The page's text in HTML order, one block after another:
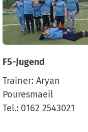
F5-Jugend
Trainer: Aryan
Pouresmaeil
Tel.: 0162 2543021